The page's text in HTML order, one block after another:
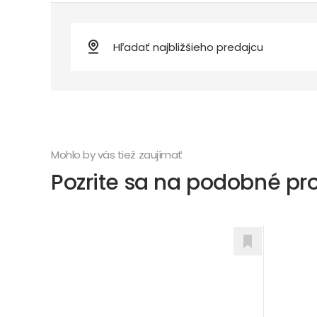
Mohlo by vás tiež zaujímať
Pozrite sa na podobné